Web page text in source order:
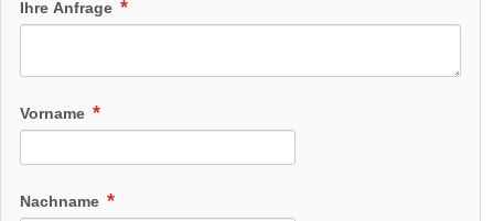
Weinkeller Bar
mögliche Tischformate:
Einzeltische eckig
Ihre Anfrage
Vorname
Nachname